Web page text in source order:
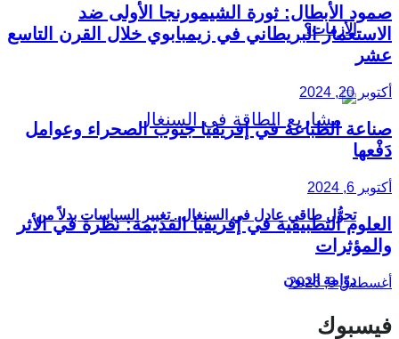
الأزمات؟
تحوُّل طاقي عادل في السنغال.. تغيير السياسات بدلاً من
دوّامة الديون
صمود الأبطال: ثورة الشيمورنجا الأولى ضد
الاستعمار البريطاني في زيمبابوي خلال القرن التاسع
عشر
أكتوبر 20, 2024
صناعة الطباعة في إفريقيا جنوب الصحراء وعوامل
دَفْعها
أكتوبر 6, 2024
العلوم التطبيقية في إفريقيا القديمة: نظرة في الأثر
والمؤثرات
أغسطس 3, 2026
فيسبوك